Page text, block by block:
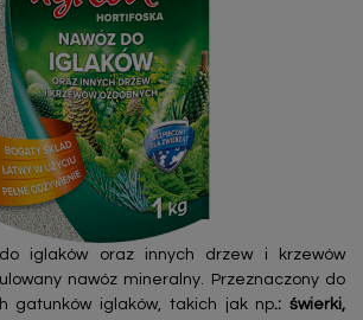
iglaków oraz innych drzew i krzewów
nawóz mineralny. Przeznaczony do
gatunków iglaków, takich jak np.: świerki,